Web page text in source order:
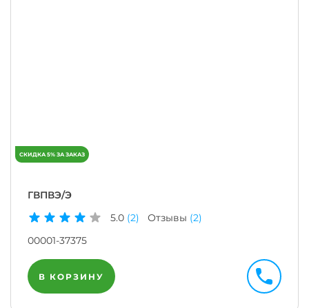
ГВПВЭ/Э
5.0 (2) Отзывы (2)
00001-37375
В КОРЗИНУ